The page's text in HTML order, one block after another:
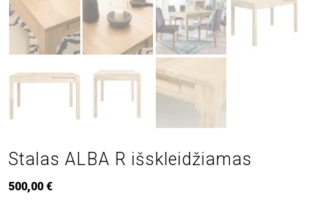
Stalas ALBA R išskleidžiamas
500,00 €